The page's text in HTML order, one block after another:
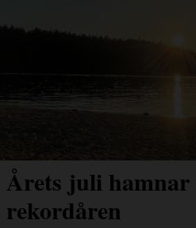
Årets juli hamnar
rekordåren